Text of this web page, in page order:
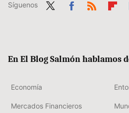
Síguenos
En El Blog Salmón hablamos
Economía
Mercados Financieros